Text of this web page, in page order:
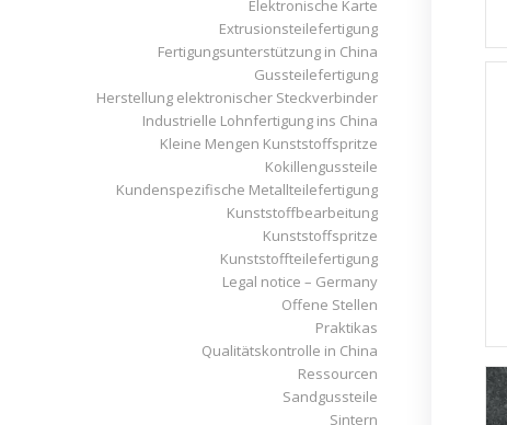
Elektronische Karte
Extrusionsteilefertigung
Fertigungsunterstützung in China
Gussteilefertigung
Herstellung elektronischer Steckverbinder
Industrielle Lohnfertigung ins China
Kleine Mengen Kunststoffspritze
Kokillengussteile
Kundenspezifische Metallteilefertigung
Kunststoffbearbeitung
Kunststoffspritze
Kunststoffteilefertigung
Legal notice – Germany
Offene Stellen
Praktikas
Qualitätskontrolle in China
Ressourcen
Sandgussteile
Sintern